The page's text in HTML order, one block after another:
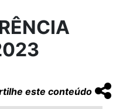
este conteúdo